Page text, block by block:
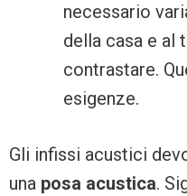
necessario
della casa e al
contrastare.
esigenze.
Gli infissi acustici
una posa acustica.